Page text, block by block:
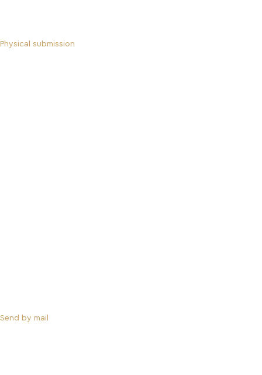
Physical submission
Send by mail